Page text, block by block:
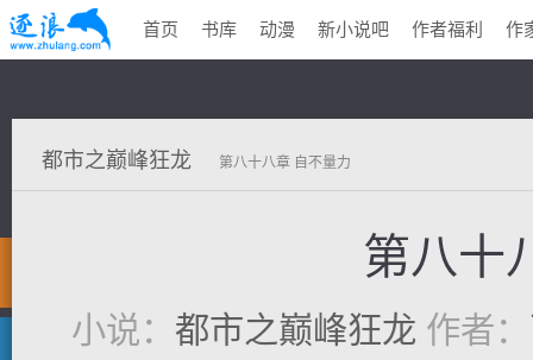
首页 书库 动漫 新小说吧 作者福利 作
都市之巅峰狂龙 第八十八章 自不量力
第八十
小说： 都市之巅峰狂龙 作者：